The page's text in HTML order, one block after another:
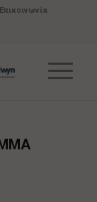
Επικοινωνία